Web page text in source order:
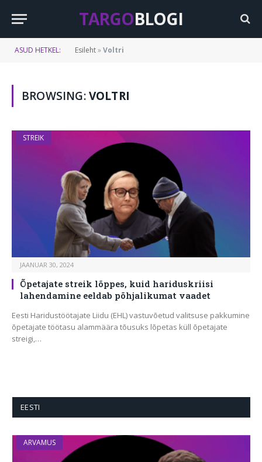
TARGOBLOGI
ASUD HETKEL: Esileht»Voltri
BROWSING:VOLTRI
STREIK
JAANUAR 30, 2024
Õpetajate streik lõppes, kuid hariduskriisi
lahendamine eeldab põhjalikumat vaadet
Eesti Haridustöötajate Liidu (EHL) vastuvõetud valitsuse pakkumine
õpetajate töötasu alammäära tõusuks lõpetas küll õpetajate
streigi,…
EESTI
ARVAMUS